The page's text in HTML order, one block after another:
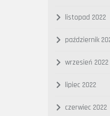
listopad 2022
październik
wrzesień 2022
lipiec 2022
czerwiec 2022